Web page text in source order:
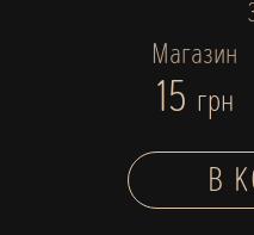
Магазин
15 грн
В